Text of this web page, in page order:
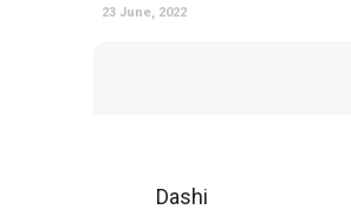
23 June, 2022
Dashi